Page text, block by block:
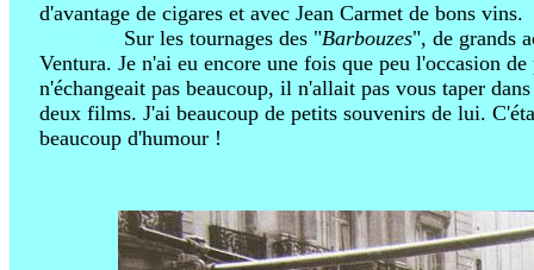
d'avantage de cigares et avec Jean Carmet de bons vins.
Sur les tournages des "Barbouzes", de grands
Ventura. Je n'ai eu encore une fois que peu l'occasion
n'échangeait pas beaucoup, il n'allait pas vous taper
deux films. J'ai beaucoup de petits souvenirs de lui.
beaucoup d'humour !